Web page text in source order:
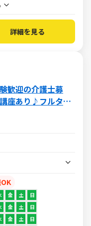
詳細を見る
歓迎の介護士募
座あり♪フルタイ
金 土 日
金 土 日
金 土 日